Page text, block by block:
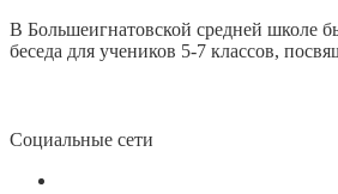
В Большеигнатовской средней школе
беседа для учеников 5-7 классов,
Социальные сети